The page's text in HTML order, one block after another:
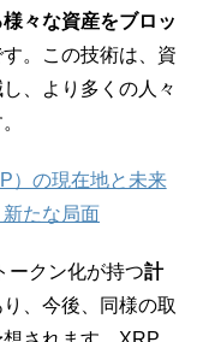
々な資産をブロッ
。この技術は、資
、より多くの人々
）の現在地と未来
たな局面
ークン化が持つ計
、今後、同様の取